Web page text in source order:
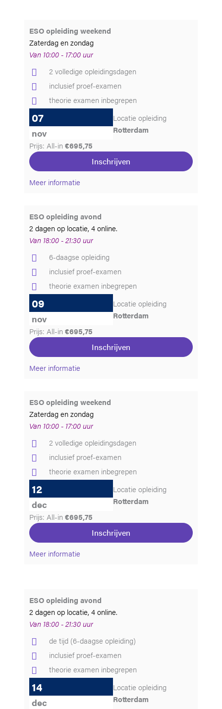
ESO opleiding weekend
Zaterdag en zondag
Van 10:00 - 17:00 uur
2 volledige opleidingsdagen
inclusief proef-examen
theorie examen inbegrepen
07
nov
Locatie opleiding
Rotterdam
Prijs: All-in €695,75
Inschrijven
Meer informatie
ESO opleiding avond
2 dagen op locatie, 4 online.
Van 18:00 - 21:30 uur
6-daagse opleiding
inclusief proef-examen
theorie examen inbegrepen
09
nov
Locatie opleiding
Rotterdam
Prijs: All-in €695,75
Inschrijven
Meer informatie
ESO opleiding weekend
Zaterdag en zondag
Van 10:00 - 17:00 uur
2 volledige opleidingsdagen
inclusief proef-examen
theorie examen inbegrepen
12
dec
Locatie opleiding
Rotterdam
Prijs: All-in €695,75
Inschrijven
Meer informatie
ESO opleiding avond
2 dagen op locatie, 4 online.
Van 18:00 - 21:30 uur
de tijd (6-daagse opleiding)
inclusief proef-examen
theorie examen inbegrepen
14
dec
Locatie opleiding
Rotterdam